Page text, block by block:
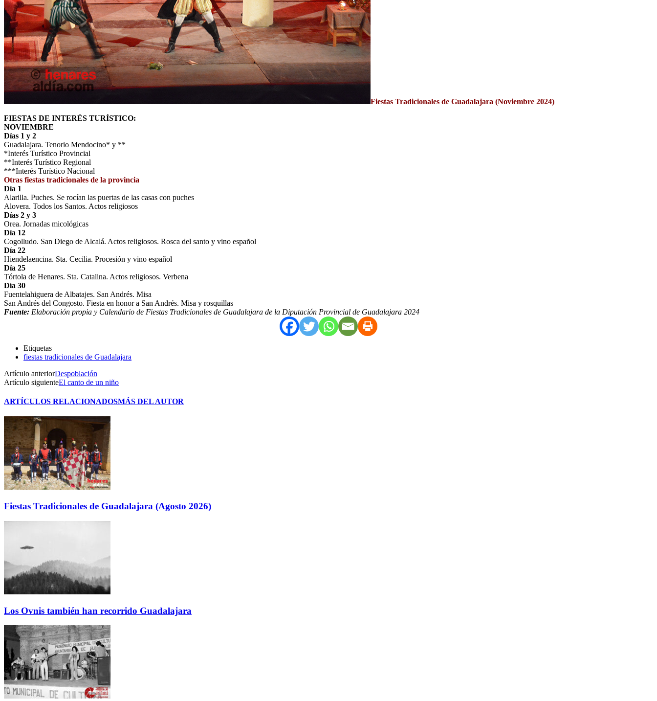
Fiestas Tradicionales de Guadalajara (Noviembre 2024)
FIESTAS DE INTERÉS TURÍSTICO:
NOVIEMBRE
Días 1 y 2
Guadalajara. Tenorio Mendocino* y **
*Interés Turístico Provincial
**Interés Turístico Regional
***Interés Turístico Nacional
Otras fiestas tradicionales de la provincia
Día 1
Alarilla. Puches. Se rocían las puertas de las casas con puches
Alovera. Todos los Santos. Actos religiosos
Días 2 y 3
Orea. Jornadas micológicas
Día 12
Cogolludo. San Diego de Alcalá. Actos religiosos. Rosca del santo y vino español
Día 22
Hiendelaencina. Sta. Cecilia. Procesión y vino español
Día 25
Tórtola de Henares. Sta. Catalina. Actos religiosos. Verbena
Día 30
Fuentelahiguera de Albatajes. San Andrés. Misa
San Andrés del Congosto. Fiesta en honor a San Andrés. Misa y rosquillas
Fuente: Elaboración propia y Calendario de Fiestas Tradicionales de Guadalajara de la Diputación Provincial de Guadalajara 2024
Etiquetas
fiestas tradicionales de Guadalajara
Artículo anteriorDespoblación
Artículo siguienteEl canto de un niño
ARTÍCULOS RELACIONADOSMÁS DEL AUTOR
Fiestas Tradicionales de Guadalajara (Agosto 2026)
Los Ovnis también han recorrido Guadalajara